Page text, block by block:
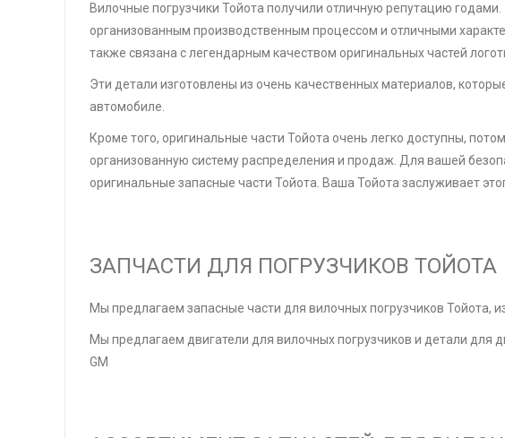
Вилочные погрузчики Тойота получили отличную репутацию
организованным производственным процессом и отличными
также связана с легендарным качеством оригинальных частей
Эти детали изготовлены из очень качественных материалов,
автомобиле.
Кроме того, оригинальные части Тойота очень легко доступны,
организованную систему распределения и продаж. Для вашей
оригинальные запасные части Тойота. Ваша Тойота заслуживает
ЗАПЧАСТИ ДЛЯ ПОГРУЗЧИКОВ ТОЙОТА
Мы предлагаем запасные части для вилочных погрузчиков Тойота,
Мы предлагаем двигатели для вилочных погрузчиков и детали для
GM